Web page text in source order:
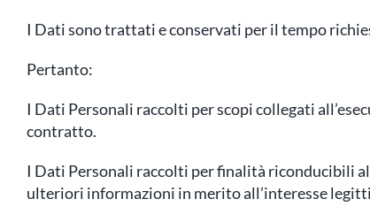
I Dati sono trattati e conservati per il tempo
Pertanto:
I Dati Personali raccolti per scopi collegati
contratto.
I Dati Personali raccolti per finalità riconducibili
ulteriori informazioni in merito all’interesse